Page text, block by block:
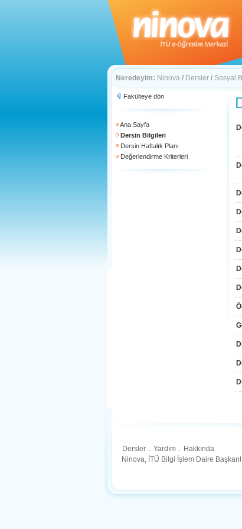
Neredeyim: Ninova / Dersler / Sosyal
Fakülteye dön
Ana Sayfa
Dersin Bilgileri
Dersin Haftalık Planı
Değerlendirme Kriterleri
Dersler . Yardım . Hakkında
Ninova, İTÜ Bilgi İşlem Daire